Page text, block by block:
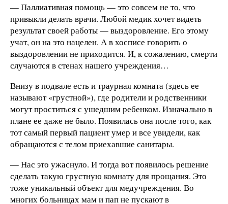
— Паллиативная помощь — это совсем не то, что
привыкли делать врачи. Любой медик хочет видеть
результат своей работы — выздоровление. Его этому
учат, он на это нацелен. А в хосписе говорить о
выздоровлении не приходится. И, к сожалению, смерти
случаются в стенах нашего учреждения…
Внизу в подвале есть и траурная комната (здесь ее
называют «грустной»), где родители и родственники
могут проститься с ушедшим ребенком. Изначально в
плане ее даже не было. Появилась она после того, как
тот самый первый пациент умер и все увидели, как
обращаются с телом приехавшие санитары.
— Нас это ужаснуло. И тогда вот появилось решение
сделать такую грустную комнату для прощания. Это
тоже уникальный объект для медучреждения. Во
многих больницах мам и пап не пускают в